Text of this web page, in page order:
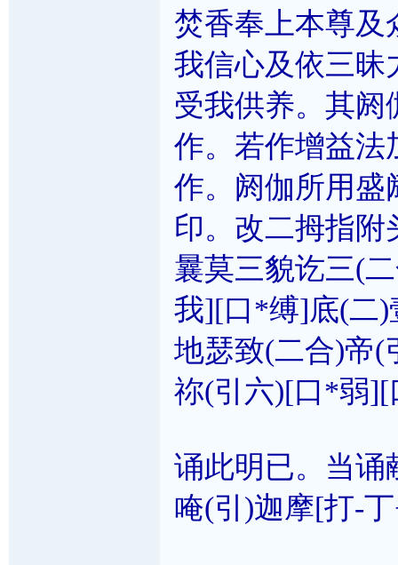
焚香奉上本尊及
我信心及依三昧
受我供养。其阏
作。若作增益法
作。阏伽所用盛
印。改二拇指附
曩莫三貌讫三(
我][口*缚]底(二)
地瑟致(二合)帝(
祢(引六)[口*弱
诵此明已。当诵
唵(引)迦摩[打-